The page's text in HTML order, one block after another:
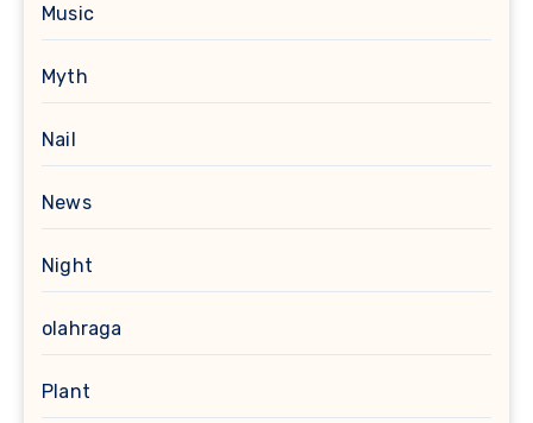
Music
Myth
Nail
News
Night
olahraga
Plant